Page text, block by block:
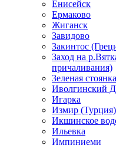
Енисейск
Ермаково
Жиганск
Завидово
Закинтос
Заход на
причаливания)
Зеленая стоянка
Иволгинский
Игарка
Измир (Турция)
Икшинское
Ильевка
Импиниеми